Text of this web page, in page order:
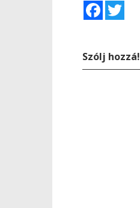
Facebook
Szólj hozzá!